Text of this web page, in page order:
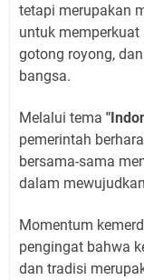
tetapi merupakan
untuk
gotong royong,
bangsa.
Melalui tema
pemerintah
bersama-sama
dalam
Momentum
pengingat bahwa
dan tradisi